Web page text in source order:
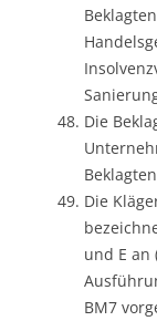
Die
Die
und E an
BM7